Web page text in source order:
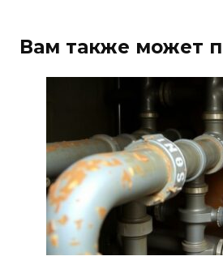
Вам также может